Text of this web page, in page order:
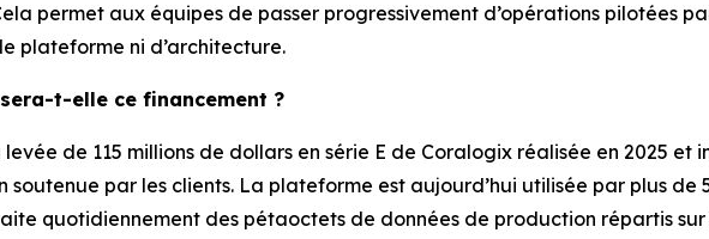
permet aux équipes de passer progressivement d’opérations pilotées
plateforme ni d’architecture.
t-elle ce financement ?
de 115 millions de dollars en série E de Coralogix réalisée en 2025
soutenue par les clients. La plateforme est aujourd’hui utilisée par plus de
quotidiennement des pétaoctets de données de production répartis